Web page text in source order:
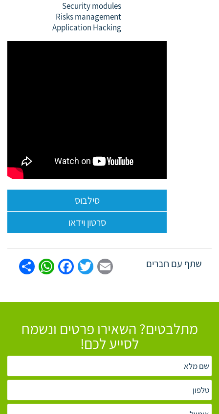
Security modules
Risks management
Application Hacking
סילבוס
סרטון וידאו
שתף עם חברים Email
Twitter
מתלבטים? השאירו פרטים ונשמח
לסייע לכם!